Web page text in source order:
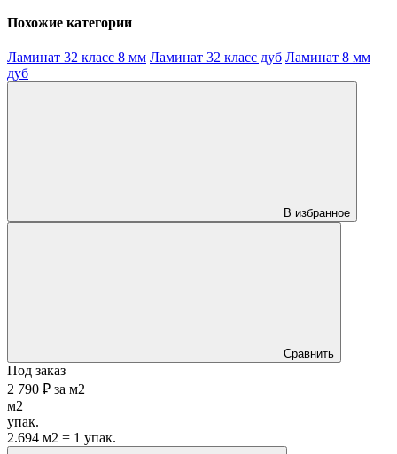
Похожие категории
Ламинат 32 класс 8 мм Ламинат 32 класс дуб Ламинат 8 мм
дуб
В избранное
Сравнить
Под заказ
2 790 ₽ за м2
м2
упак.
2.694 м2 = 1 упак.